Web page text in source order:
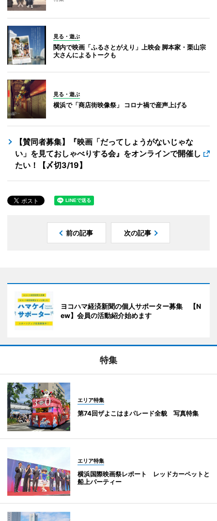
見る・遊ぶ
関内で映画「ふるさとがえり」上映会 脚本家・栗山宗
大さんによるトークも
見る・遊ぶ
横浜で「商店街映像祭」 コロナ禍で産声上げる
【賛同者募集】『映画「だってしょうがないじゃな
い」を見ておしゃべりする会』をオンラインで開催し
たい！【〆切3/19】
前の記事 次の記事
ヨコハマ経済新聞の個人サポーター募集 【N
ew】会員の活動紹介始めます
特集
エリア特集
第74回ザよこはまパレード全貌 写真特集
エリア特集
横浜国際映画祭レポート レッドカーペットと
船上パーティー